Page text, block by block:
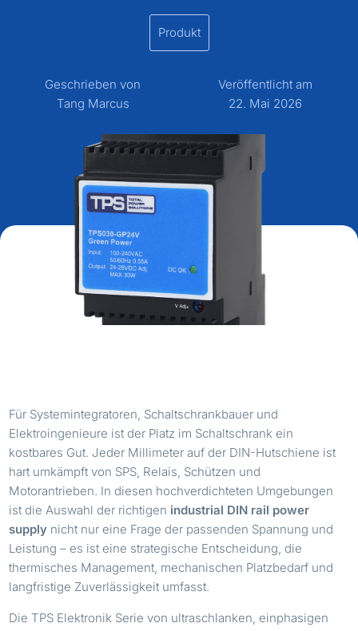
Produkt
Geschrieben von
Tang Marcus
Veröffentlicht am
22. Mai 2026
Für Systemintegratoren, Schaltschrankbauer und
Elektroingenieure ist der Platz im Schaltschrank ein
kostbares Gut. Jeder Millimeter auf der DIN-Hutschiene ist
hart umkämpft von SPS, Relais, Schützen und
Motorantrieben. In diesen hochverdichteten Umgebungen
ist die Auswahl der richtigen industrial DIN rail power
supply nicht nur eine Frage der passenden Spannung und
Leistung – es ist eine strategische Entscheidung, die
thermisches Management, mechanischen Platzbedarf und
langfristige Zuverlässigkeit umfasst.
Die TPS Elektronik Serie von ultraschlanken, einphasigen